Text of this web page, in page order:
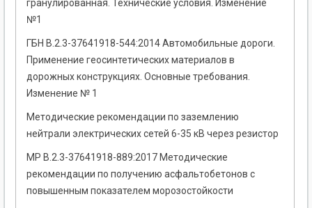
гранулированная. Технические условия. Изменение
№1
ГБН В.2.3-37641918-544:2014 Автомобильные дороги.
Применение геосинтетических материалов в
дорожных конструкциях. Основные требования.
Изменение № 1
Методические рекомендации по заземлению
нейтрали электрических сетей 6-35 кВ через резистор
МР В.2.3-37641918-889:2017 Методические
рекомендации по получению асфальтобетонов с
повышенным показателем морозостойкости